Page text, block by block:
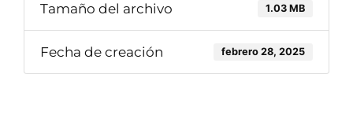
Tamaño del archivo 1.03 MB
Fecha de creación febrero 28, 2025